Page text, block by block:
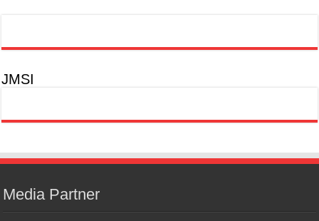
JMSI
Media Partner